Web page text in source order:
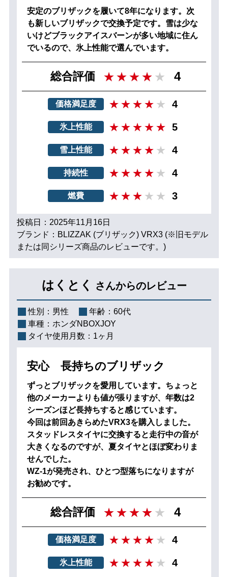
安定のブリザックを履いて8年になります。次
も新しいブリザックで交換予定です。雪は少な
いけどブラックアイスバーンが多い地域に住ん
でいるので、氷上性能で選んでいます。
総合評価 4
価格満足度 4
氷上性能 5
雪上性能 4
持続性 4
燃費 3
投稿日：2025年11月16日
ブランド：BLIZZAK (ブリザック) VRX3 (※旧モデル
または同シリーズ商品のレビューです。)
はくとく さんからのレビュー
性別： 男性 年齢： 60代
車種： ホンダNBOXJOY
タイヤ使用月数： 1ヶ月
安心 長持ちのブリザック
ずっとブリザックを愛用しています。ちょっと
他のメーカーよりも値が張りますが、年数は2
シーズンほど長持ちすると感じています。
今回は前回あきらめたVRX3を購入しました。
スタッドレスタイヤに交換すると走行中の音が
大きくなるのですが、夏タイヤとほぼ変わりま
せんでした。
WZ-1が発売され、ひとつ型落ちになりますが
お勧めです。
総合評価 4
価格満足度 4
氷上性能 4